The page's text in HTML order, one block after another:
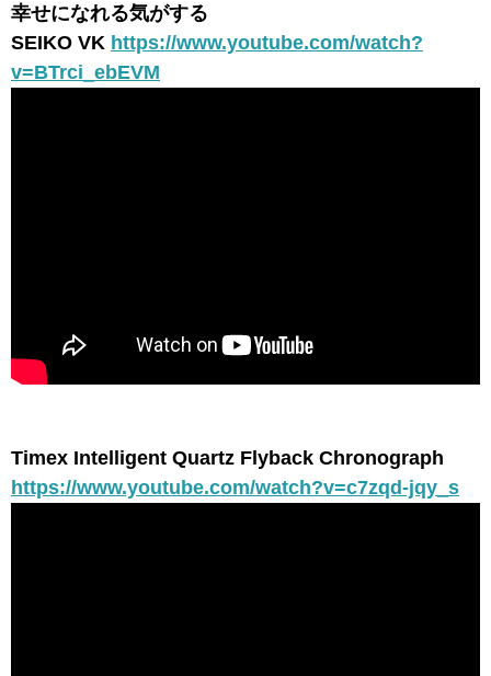
幸せになれる気がする
SEIKO VK https://www.youtube.com/watch?
v=BTrci_ebEVM
Timex Intelligent Quartz Flyback Chronograph
https://www.youtube.com/watch?v=c7zqd-jqy_s